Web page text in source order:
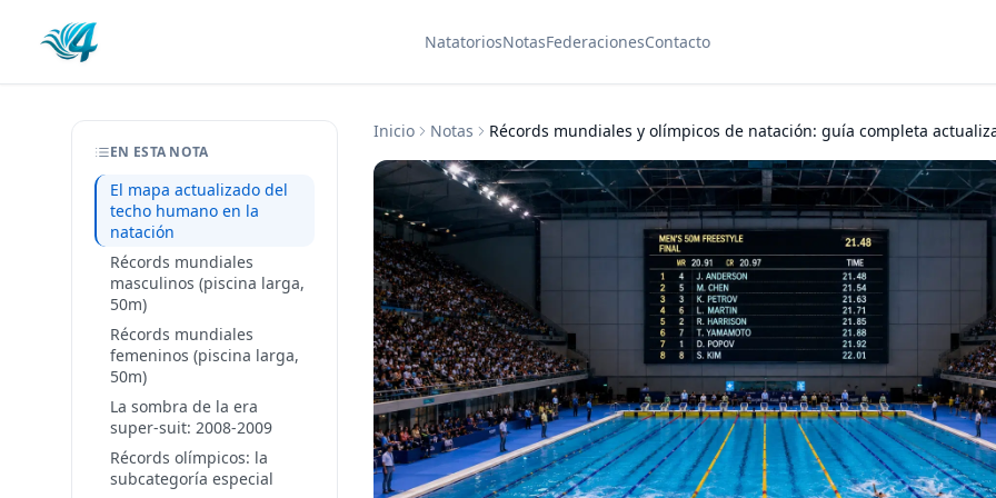
NatatoriosNotasFederacionesContacto
EN ESTA NOTA
El mapa actualizado del
techo humano en la
natación
Récords mundiales
masculinos (piscina larga,
50m)
Récords mundiales
femeninos (piscina larga,
50m)
La sombra de la era
super-suit: 2008-2009
Récords olímpicos: la
subcategoría especial
Inicio Notas Récords mundiales y olímpicos de natación: guía completa